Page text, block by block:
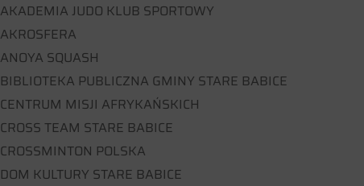
AKADEMIA JUDO KLUB SPORTOWY
AKROSFERA
ANOYA SQUASH
BIBLIOTEKA PUBLICZNA GMINY STARE BABICE
CENTRUM MISJI AFRYKAŃSKICH
CROSS TEAM STARE BABICE
CROSSMINTON POLSKA
DOM KULTURY STARE BABICE